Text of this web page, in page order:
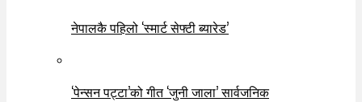
नेपालकै पहिलो ‘स्मार्ट सेफ्टी ब्यारेड’
‘पेन्सन पट्टा’को गीत ‘जुनी जाला’ सार्वजनिक